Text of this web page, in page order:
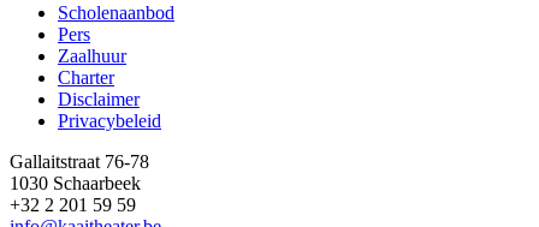
Footer
Scholenaanbod
Pers
Zaalhuur
Charter
Disclaimer
Privacybeleid
Gallaitstraat 76-78
1030 Schaarbeek
+32 2 201 59 59